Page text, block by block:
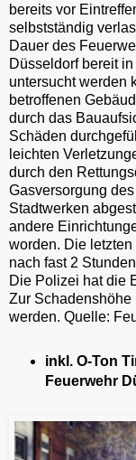
bereits vor
selbstständig
Dauer des
Düsseldorf bereit
untersucht werden
betroffenen
durch das
Schäden
leichten
durch den
Gasversorgung
Stadtwerken
andere
worden. Die
nach fast 2
Die Polizei hat die
Zur Schadenshöhe
werden. Quelle:
inkl. O-Ton
Feuerwehr